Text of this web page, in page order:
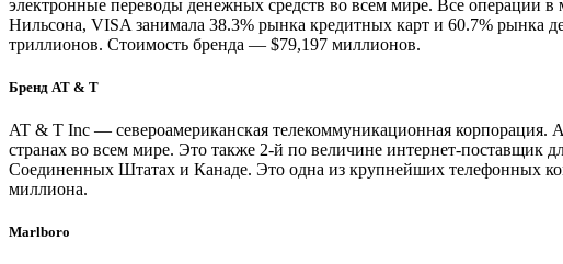
электронные переводы денежных средств во всем мире. Все операции
Нильсона, VISA занимала 38.3% рынка кредитных карт и 60.7% рынка
триллионов. Стоимость бренда — $79,197 миллионов.
Бренд AT & T
AT & T Inc — североамериканская телекоммуникационная
странах во всем мире. Это также 2-й по величине интернет-поставщик
Соединенных Штатах и Канаде. Это одна из крупнейших телефонных
миллиона.
Marlboro